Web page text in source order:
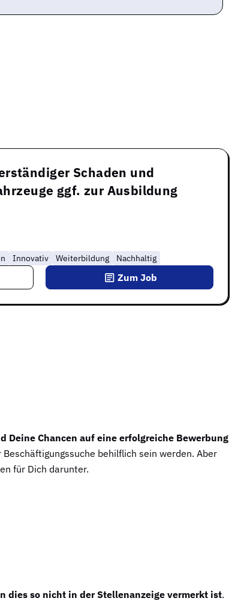
Schaden und
ggf. zur Ausbildung
Innovativ Weiterbildung Nachhaltig
Zum Job
Deine Chancen auf eine erfolgreiche Bewerbung
behilflich sein werden. Aber
für Dich darunter.
dies so nicht in der Stellenanzeige vermerkt ist.